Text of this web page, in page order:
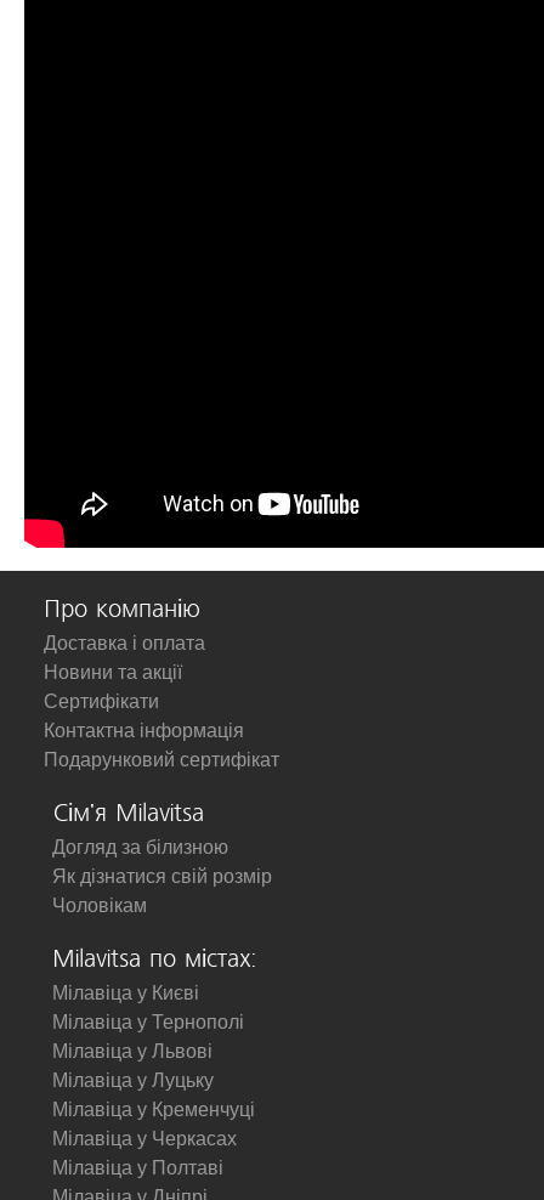
Про компанію
Доставка і оплата
Новини та акції
Сертифікати
Контактна інформація
Подарунковий сертифікат
Сім'я Milavitsa
Догляд за білизною
Як дізнатися свій розмір
Чоловікам
Milavitsa по містах:
Мілавіца у Києві
Мілавіца у Тернополі
Мілавіца у Львові
Мілавіца у Луцьку
Мілавіца у Кременчуці
Мілавіца у Черкасах
Мілавіца у Полтаві